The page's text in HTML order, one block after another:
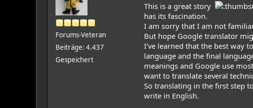
Forums-Veteran
Beiträge: 4.437
Gespeichert
This is a great story
has its fascination.
I am sorry that I am not
But hope Google translator
I've learned that the best way
language and the final
meanings and Google use
want to translate several
So translating in the first step
write in English.